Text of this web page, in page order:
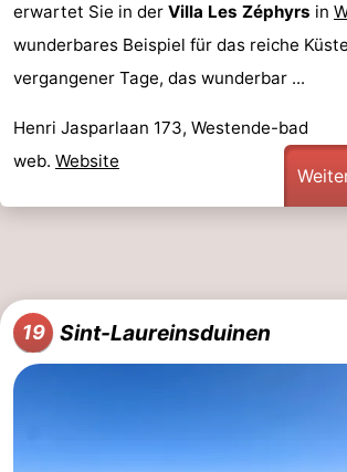
erwartet Sie in der Villa Les Zéphyrs in
wunderbares Beispiel für das reiche
vergangener Tage, das wunderbar ...
Henri Jasparlaan 173, Westende-bad
web. Website
19 Sint-Laureinsduinen